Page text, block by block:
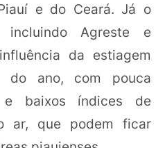
e do Ceará. Já o
incluindo Agreste e
da estiagem
do ano, com pouca
baixos índices de
ar, que podem ficar